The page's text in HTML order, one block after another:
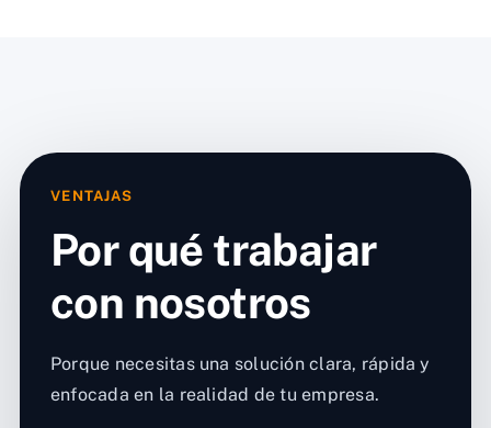
VENTAJAS
Por qué trabajar
con nosotros
Porque necesitas una solución clara, rápida y
enfocada en la realidad de tu empresa.